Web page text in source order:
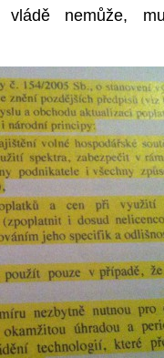
vládě nemůže,